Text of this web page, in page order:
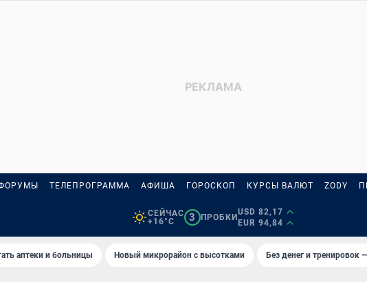
ТЕЛЕПРОГРАММА АФИША ГОРОСКОП КУРСЫ ВАЛЮТ ZODY
СЕЙЧАС
+16°C
3 ПРОБКИ
USD 82,17
EUR 94,84
аптеки и больницы Новый микрорайон с высотками Без денег и тренировок